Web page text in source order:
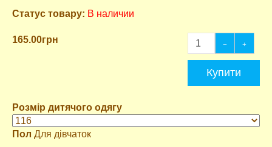
Статус товару: В наличии
165.00грн
Купити
Розмір дитячого одягу
Пол Для дівчаток